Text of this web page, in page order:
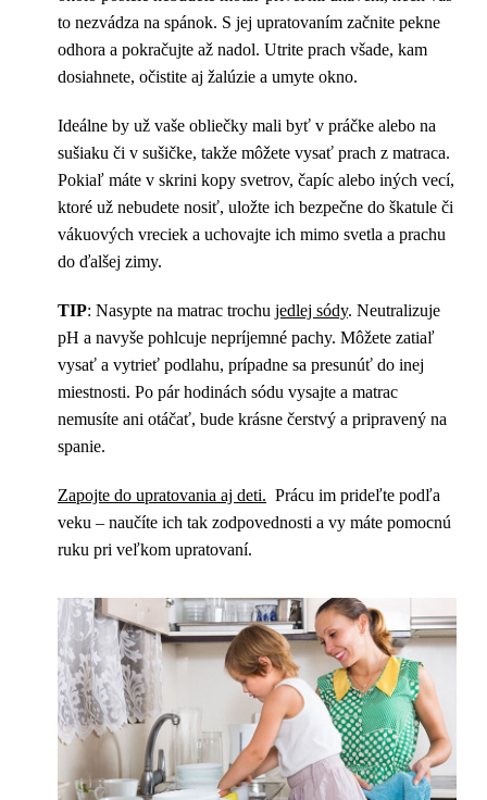
to nezvádza na spánok. S jej upratovaním začnite pekne
odhora a pokračujte až nadol. Utrite prach všade, kam
dosiahnete, očistite aj žalúzie a umyte okno.
Ideálne by už vaše obliečky mali byť v práčke alebo na
sušiaku či v sušičke, takže môžete vysať prach z matraca.
Pokiaľ máte v skrini kopy svetrov, čapíc alebo iných vecí,
ktoré už nebudete nosiť, uložte ich bezpečne do škatule či
vákuových vreciek a uchovajte ich mimo svetla a prachu
do ďalšej zimy.
TIP: Nasypte na matrac trochu jedlej sódy. Neutralizuje
pH a navyše pohlcuje nepríjemné pachy. Môžete zatiaľ
vysať a vytrieť podlahu, prípadne sa presunúť do inej
miestnosti. Po pár hodinách sódu vysajte a matrac
nemusíte ani otáčať, bude krásne čerstvý a pripravený na
spanie.
Zapojte do upratovania aj deti. Prácu im prideľte podľa
veku – naučíte ich tak zodpovednosti a vy máte pomocnú
ruku pri veľkom upratovaní.